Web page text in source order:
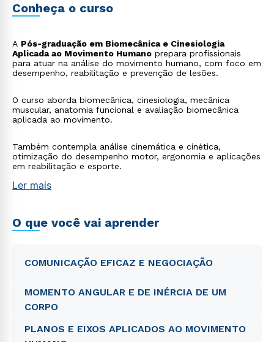
Conheça o curso
A Pós-graduação em Biomecânica e Cinesiologia
Aplicada ao Movimento Humano prepara profissionais
para atuar na análise do movimento humano, com foco em
desempenho, reabilitação e prevenção de lesões.
O curso aborda biomecânica, cinesiologia, mecânica
muscular, anatomia funcional e avaliação biomecânica
aplicada ao movimento.
Também contempla análise cinemática e cinética,
otimização do desempenho motor, ergonomia e aplicações
em reabilitação e esporte.
Ler mais
O que você vai aprender
COMUNICAÇÃO EFICAZ E NEGOCIAÇÃO
MOMENTO ANGULAR E DE INÉRCIA DE UM
CORPO
PLANOS E EIXOS APLICADOS AO MOVIMENTO